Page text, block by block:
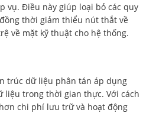
vụ. Điều này giúp loại bỏ các quy
thời giảm thiểu nút thắt về
về mặt kỹ thuật cho hệ thống.
trúc dữ liệu phân tán áp dụng
liệu trong thời gian thực. Với cách
chi phí lưu trữ và hoạt động